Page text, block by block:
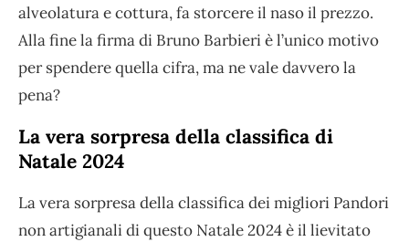
alveolatura e cottura, fa storcere il naso il prezzo.
Alla fine la firma di Bruno Barbieri è l’unico motivo
per spendere quella cifra, ma ne vale davvero la
pena?
La vera sorpresa della classifica di
Natale 2024
La vera sorpresa della classifica dei migliori Pandori
non artigianali di questo Natale 2024 è il lievitato